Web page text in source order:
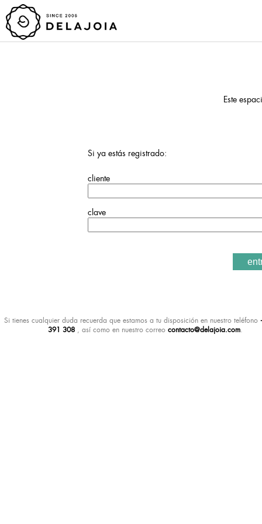
Este
Si ya estás registrado:
cliente
clave
Si tienes cualquier duda recuerda que estamos a tu disposición en nuestro teléfono
391 308 , así como en nuestro correo contacto@delajoia.com.